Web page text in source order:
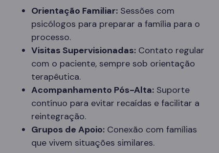
Orientação Familiar: Sessões com
psicólogos para preparar a família para o
processo.
Visitas Supervisionadas: Contato regular
com o paciente, sempre sob orientação
terapêutica.
Acompanhamento Pós-Alta: Suporte
contínuo para evitar recaídas e facilitar a
reintegração.
Grupos de Apoio: Conexão com famílias
que vivem situações similares.